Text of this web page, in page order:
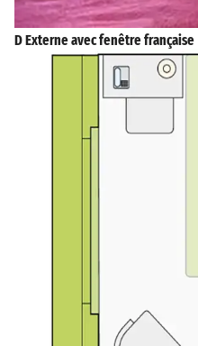
D Externe avec fenêtre française